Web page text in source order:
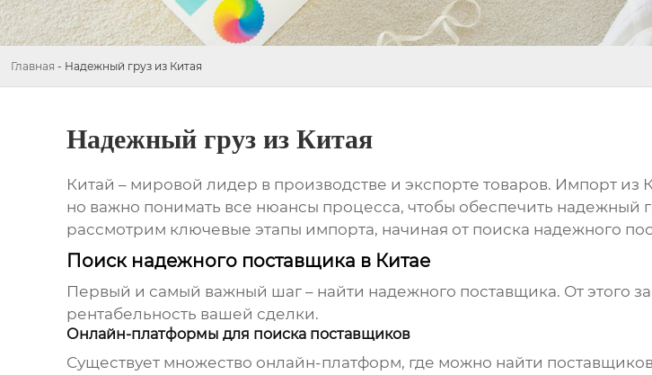
Главная - Надежный груз из Китая
Надежный груз из Китая
Китай – мировой лидер в производстве и экспорте товаров. Импорт
но важно понимать все нюансы процесса, чтобы обеспечить надежный
рассмотрим ключевые этапы импорта, начиная от поиска надежного
Поиск надежного поставщика в Китае
Первый и самый важный шаг – найти надежного поставщика. От этого
рентабельность вашей сделки.
Онлайн-платформы для поиска поставщиков
Существует множество онлайн-платформ, где можно найти